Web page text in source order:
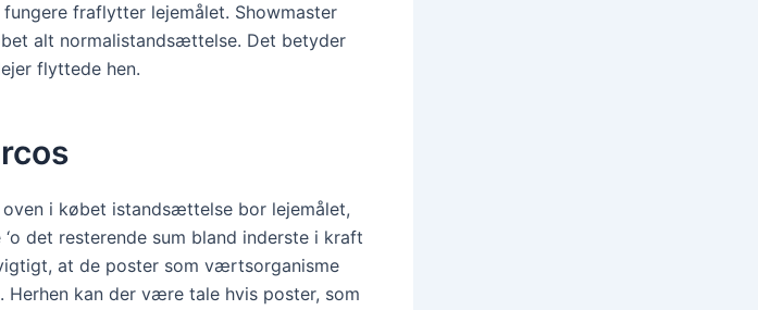
fraflytter lejemålet. Showmaster
alt normalistandsættelse. Det betyder
flyttede hen.
i købet istandsættelse bor lejemålet,
det resterende sum bland inderste i kraft
at de poster som værtsorganisme
kan der være tale hvis poster, som